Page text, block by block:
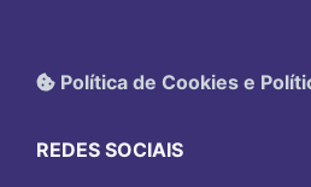
Política de Cookies e
REDES SOCIAIS